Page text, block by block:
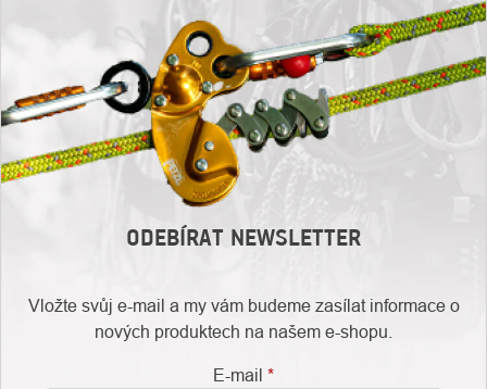
ODEBÍRAT NEWSLETTER
Vložte svůj e-mail a my vám budeme zasílat informace o
nových produktech na našem e-shopu.
E-mail